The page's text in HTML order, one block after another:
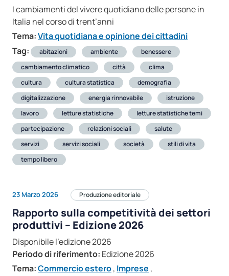
I cambiamenti del vivere quotidiano delle persone in
Italia nel corso di trent’anni
Tema:Vita quotidiana e opinione dei cittadini
Tag:
abitazioni ambiente
benessere
cambiamento climatico
città
clima
cultura
cultura statistica
demografia
digitalizzazione
energia rinnovabile
istruzione
lavoro
letture statistiche
letture statistiche temi
partecipazione
relazioni sociali
salute
servizi
servizi sociali società
stili di vita
tempo libero
23 Marzo 2026 Produzione editoriale
Rapporto sulla competitività dei settori
produttivi – Edizione 2026
Disponibile l'edizione 2026
Periodo di riferimento: Edizione 2026
Tema:Commercio estero, Imprese ,